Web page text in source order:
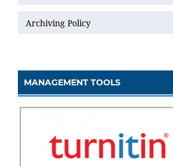
Archiving Policy
MANAGEMENT TOOLS